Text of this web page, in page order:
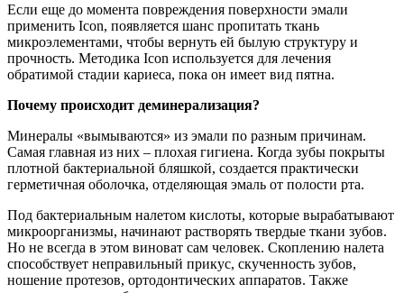
Если еще до момента повреждения поверхности эмали
применить Icon, появляется шанс пропитать ткань
микроэлементами, чтобы вернуть ей былую структуру и
прочность. Методика Icon используется для лечения
обратимой стадии кариеса, пока он имеет вид пятна.
Почему происходит деминерализация?
Минералы «вымываются» из эмали по разным причинам.
Самая главная из них – плохая гигиена. Когда зубы покрыты
плотной бактериальной бляшкой, создается практически
герметичная оболочка, отделяющая эмаль от полости рта.
Под бактериальным налетом кислоты, которые вырабатывают
микроорганизмы, начинают растворять твердые ткани зубов.
Но не всегда в этом виноват сам человек. Скоплению налета
способствует неправильный прикус, скученность зубов,
ношение протезов, ортодонтических аппаратов. Также